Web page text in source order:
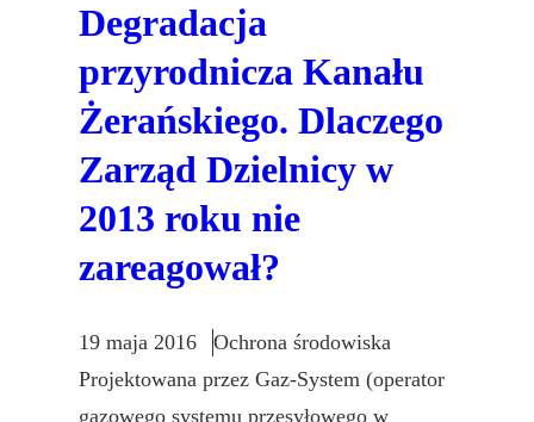
Degradacja
przyrodnicza Kanału
Żerańskiego. Dlaczego
Zarząd Dzielnicy w
2013 roku nie
zareagował?
19 maja 2016
Ochrona środowiska
Projektowana przez Gaz-System (operator
gazowego systemu przesyłowego w